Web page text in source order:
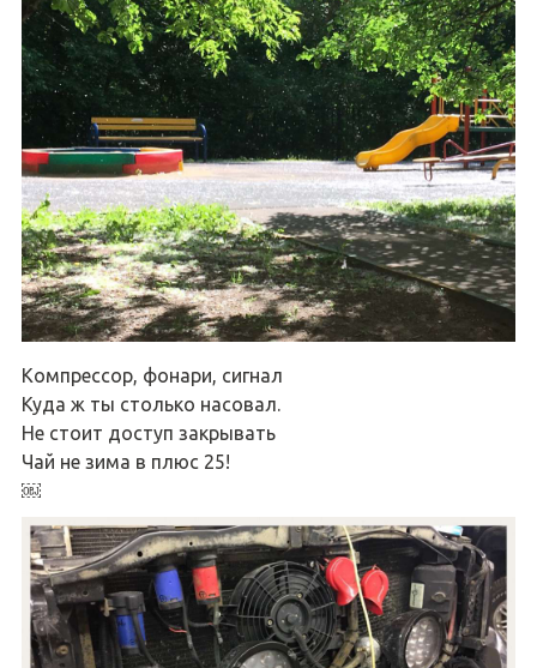
Компрессор, фонари, сигнал
Куда ж ты столько насовал.
Не стоит доступ закрывать
Чай не зима в плюс 25!
￼